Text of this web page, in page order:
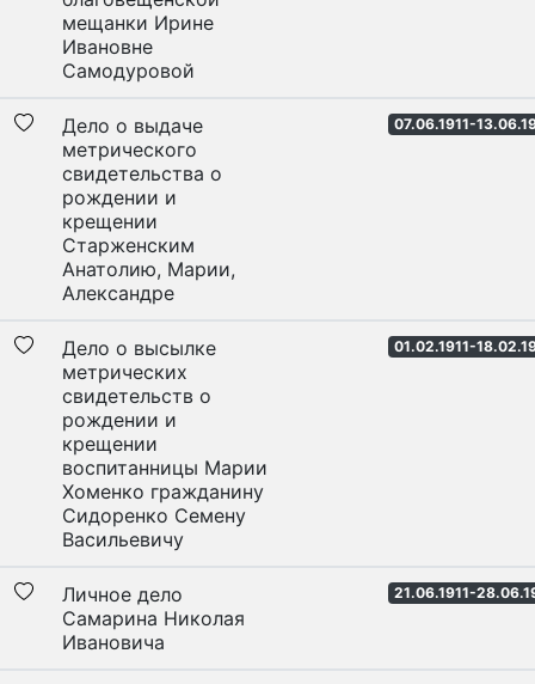
мещанки Ирине
Ивановне
Самодуровой
Дело о выдаче
метрического
свидетельства о
рождении и
крещении
Старженским
Анатолию, Марии,
Александре
07.06.1911-
Дело о высылке
метрических
свидетельств о
рождении и
крещении
воспитанницы Марии
Хоменко гражданину
Сидоренко Семену
Васильевичу
01.02.1911-
Личное дело
Самарина Николая
Ивановича
21.06.1911-